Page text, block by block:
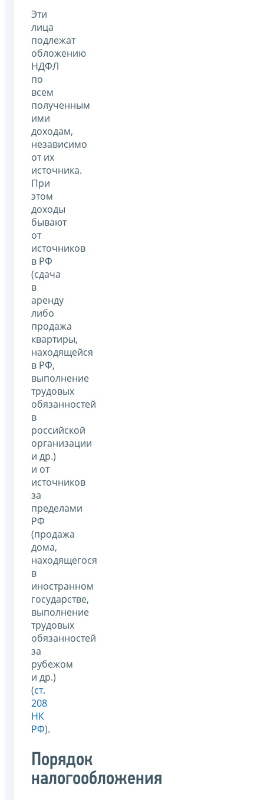
Эти
лица
подлежат
обложению
НДФЛ
по
всем
полученным
ими
доходам,
независимо
от их
источника.
При
этом
доходы
бывают
от
источников
в РФ
(сдача
в
аренду
либо
продажа
квартиры,
находящейся
в РФ,
выполнение
трудовых
обязанностей
в
российской
организации
и др.)
и от
источников
за
пределами
РФ
(продажа
дома,
находящегося
в
иностранном
государстве,
выполнение
трудовых
обязанностей
за
рубежом
и др.)
(ст.
208
НК
РФ).
Порядок
налогообложения